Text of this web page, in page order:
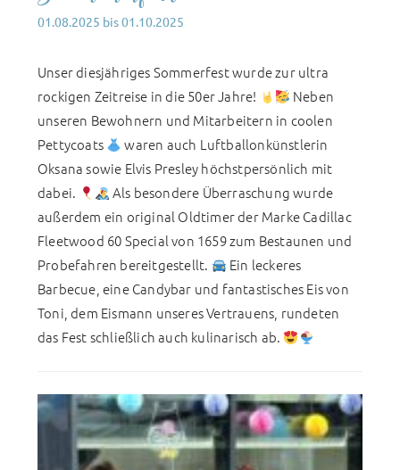
01.08.2025 bis01.10.2025
Unser diesjähriges Sommerfest wurde zur ultra
rockigen Zeitreise in die 50er Jahre!
Neben
unseren Bewohnern und Mitarbeitern in coolen
Pettycoats
waren auch Luftballonkünstlerin
Oksana sowie Elvis Presley höchstpersönlich mit
dabei.
Als besondere Überraschung wurde
außerdem ein original Oldtimer der Marke Cadillac
Fleetwood 60 Special von 1659 zum Bestaunen und
Probefahren bereitgestellt.
Ein leckeres
Barbecue, eine Candybar und fantastisches Eis von
Toni, dem Eismann unseres Vertrauens, rundeten
das Fest schließlich auch kulinarisch ab.